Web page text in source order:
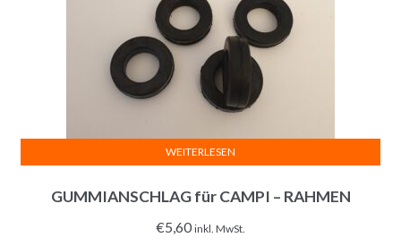
GUMMIANSCHLAG für CAMPI – RAHMEN
€5,60 inkl. MwSt.
WEITERLESEN